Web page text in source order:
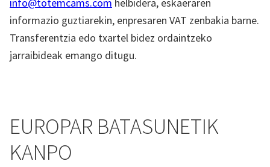
informazio guztiarekin, enpresaren VAT zenbakia barne.
Transferentzia edo txartel bidez ordaintzeko
jarraibideak emango ditugu.
EUROPAR BATASUNETIK
KANPO